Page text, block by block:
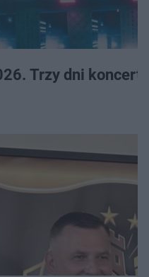
Trzy dni